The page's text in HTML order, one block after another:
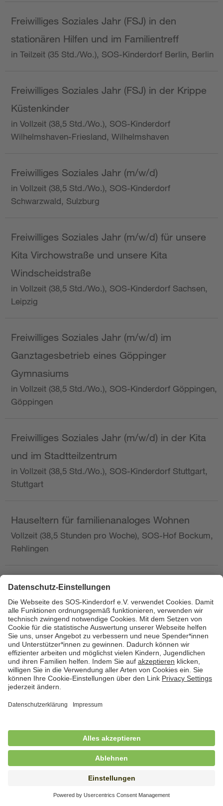
Freiwilliges Soziales Jahr (FSJ) in den
stationären Hilfen und im Familientreff
in Teilzeit (35 Std./Wo.), SOS-Kinderdorf Berlin, Berlin
Freiwilliges Soziales Jahr (FSJ) in der Krippe
Küstenkinder
in Vollzeit (38,5 Std./Wo.), SOS-Kinderdorf
Wilhelmshaven-Friesland, Wilhelmshaven
Freiwilliges Soziales Jahr (m/w/d)
in Vollzeit (38,5 Std./Wo.), SOS-Kinderdorf
Schwarzwald, Sulzburg
Freiwilliges Soziales Jahr (m/w/d) für unsere
Kita Virchowstraße und unsere Kita
Windscheidstraße
in Vollzeit (38,5 Std./Wo.), SOS-Kinderdorf Sachsen,
Leipzig
Freiwilliges Soziales Jahr (m/w/d) im
Ganztagesbetrieb eines Göppinger
Gymnasiums
in Vollzeit (38,5 Std./Wo.), SOS-Kinderdorf Göppingen,
Göppingen
Freiwilliges Soziales Jahr (m/w/d) in der Kita
und im Stadtteilzentrum
in Vollzeit (38,5 Std./Wo.), SOS-Kinderdorf Stuttgart,
Stuttgart
Hauseltern für familienanaloges Wohnen
Vollzeit (38,5 Stunden pro Woche), SOS-Hof Bockum,
Rehlingen
Hauswirtschafterin / Köchin (m/w/d) als
Ausbilderin (m/w/d) im Bereich
Nahrungszubereitung
in Vollzeit (38,5 Std./Wo.), SOS-Kinderdorf
Saarbrücken, Saarbrücken
Hauswirtschaftskraft (m/w/d)
in Teilzeit (mind. 20 - max. 30 Std./.Wo.), SOS-
Hauswirtschaftskraft (m/w/d)
in unbefristeter Anstellung, Teilzeit (20 Std./Wo.), SOS-
Kinderdorf Dortmund, Hagen